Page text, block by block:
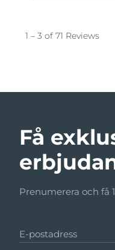
Få
Prenumerera och få
E-postadress